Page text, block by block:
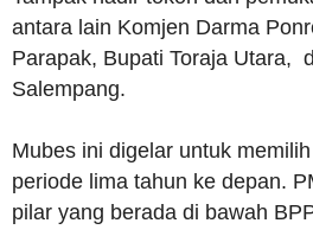
antara lain Komjen Darma
Parapak, Bupati Toraja Utara,
Salempang.
Mubes ini digelar untuk
periode lima tahun ke depan.
pilar yang berada di bawah